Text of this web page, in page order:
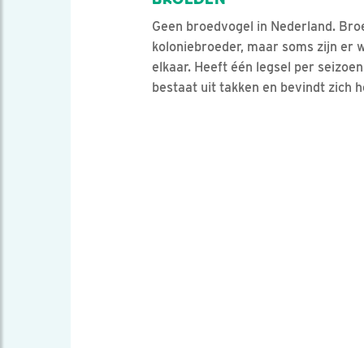
Geen broedvogel in Nederland.
koloniebroeder, maar soms zijn er
elkaar. Heeft één legsel per
bestaat uit takken en bevindt zich